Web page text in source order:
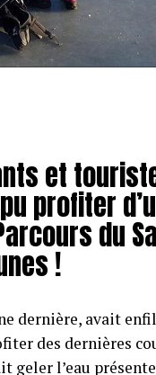
et
profiter
du
!
dernière, avait
des dernières
geler l’eau